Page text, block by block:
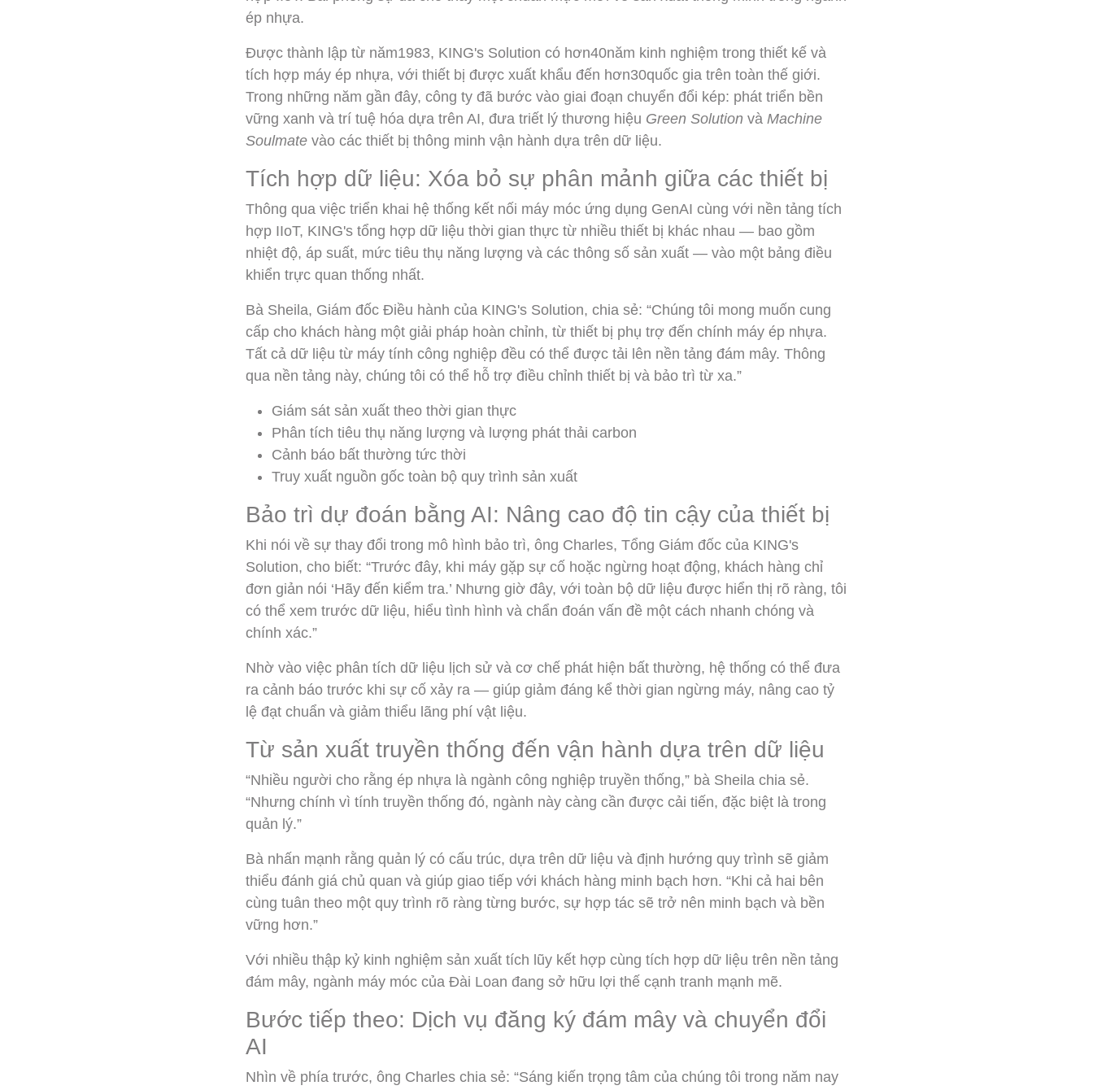
ép nhựa.
Được thành lập từ năm1983, KING's Solution có hơn40năm kinh nghiệm trong thiết kế và
tích hợp máy ép nhựa, với thiết bị được xuất khẩu đến hơn30quốc gia trên toàn thế giới.
Trong những năm gần đây, công ty đã bước vào giai đoạn chuyển đổi kép: phát triển bền
vững xanh và trí tuệ hóa dựa trên AI, đưa triết lý thương hiệu Green Solution và Machine
Soulmatevào các thiết bị thông minh vận hành dựa trên dữ liệu.
Tích hợp dữ liệu: Xóa bỏ sự phân mảnh giữa các thiết bị
Thông qua việc triển khai hệ thống kết nối máy móc ứng dụng GenAI cùng với nền tảng tích
hợp IIoT, KING's tổng hợp dữ liệu thời gian thực từ nhiều thiết bị khác nhau — bao gồm
nhiệt độ, áp suất, mức tiêu thụ năng lượng và các thông số sản xuất — vào một bảng điều
khiển trực quan thống nhất.
Bà Sheila, Giám đốc Điều hành của KING's Solution, chia sẻ: “Chúng tôi mong muốn cung
cấp cho khách hàng một giải pháp hoàn chỉnh, từ thiết bị phụ trợ đến chính máy ép nhựa.
Tất cả dữ liệu từ máy tính công nghiệp đều có thể được tải lên nền tảng đám mây. Thông
qua nền tảng này, chúng tôi có thể hỗ trợ điều chỉnh thiết bị và bảo trì từ xa.”
Giám sát sản xuất theo thời gian thực
Phân tích tiêu thụ năng lượng và lượng phát thải carbon
Cảnh báo bất thường tức thời
Truy xuất nguồn gốc toàn bộ quy trình sản xuất
Bảo trì dự đoán bằng AI: Nâng cao độ tin cậy của thiết bị
Khi nói về sự thay đổi trong mô hình bảo trì, ông Charles, Tổng Giám đốc của KING's
Solution, cho biết: “Trước đây, khi máy gặp sự cố hoặc ngừng hoạt động, khách hàng chỉ
đơn giản nói ‘Hãy đến kiểm tra.’ Nhưng giờ đây, với toàn bộ dữ liệu được hiển thị rõ ràng, tôi
có thể xem trước dữ liệu, hiểu tình hình và chẩn đoán vấn đề một cách nhanh chóng và
chính xác.”
Nhờ vào việc phân tích dữ liệu lịch sử và cơ chế phát hiện bất thường, hệ thống có thể đưa
ra cảnh báo trước khi sự cố xảy ra — giúp giảm đáng kể thời gian ngừng máy, nâng cao tỷ
lệ đạt chuẩn và giảm thiểu lãng phí vật liệu.
Từ sản xuất truyền thống đến vận hành dựa trên dữ liệu
“Nhiều người cho rằng ép nhựa là ngành công nghiệp truyền thống,” bà Sheila chia sẻ.
“Nhưng chính vì tính truyền thống đó, ngành này càng cần được cải tiến, đặc biệt là trong
quản lý.”
Bà nhấn mạnh rằng quản lý có cấu trúc, dựa trên dữ liệu và định hướng quy trình sẽ giảm
thiểu đánh giá chủ quan và giúp giao tiếp với khách hàng minh bạch hơn. “Khi cả hai bên
cùng tuân theo một quy trình rõ ràng từng bước, sự hợp tác sẽ trở nên minh bạch và bền
vững hơn.”
Với nhiều thập kỷ kinh nghiệm sản xuất tích lũy kết hợp cùng tích hợp dữ liệu trên nền tảng
đám mây, ngành máy móc của Đài Loan đang sở hữu lợi thế cạnh tranh mạnh mẽ.
Bước tiếp theo: Dịch vụ đăng ký đám mây và chuyển đổi
AI
Nhìn về phía trước, ông Charles chia sẻ: “Sáng kiến trọng tâm của chúng tôi trong năm nay